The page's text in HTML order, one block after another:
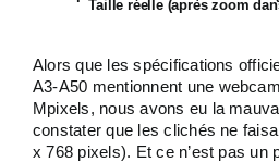
Taille réelle (après zoom
Alors que les spécifications
A3-A50 mentionnent une
Mpixels, nous avons eu la
constater que les clichés ne
x 768 pixels). Et ce n’est pas un